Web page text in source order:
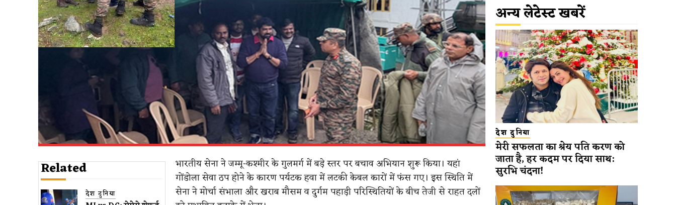
Related
देश दुनिया
भारतीय सेना ने जम्मू-कश्मीर के गुलमर्ग में बड़े स्तर पर बचाव अभियान शुरू किया। यहां
गोंडोला सेवा ठप होने के कारण पर्यटक हवा में लटकी केबल कारों में फंस गए। इस स्थिति में
सेना ने मोर्चा संभाला और खराब मौसम व दुर्गम पहाड़ी परिस्थितियों के बीच तेजी से राहत दलों
अन्य लेटेस्ट खबरें
देश दुनिया
मेरी सफलता का श्रेय पति करण को
जाता है, हर कदम पर दिया साथ:
सुरभि चंदना!